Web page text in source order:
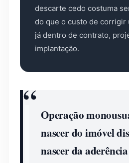
descarte cedo costuma
do que o custo de corrigir
já dentro de contrato,
implantação.
Operação
nascer do imóvel
nascer da